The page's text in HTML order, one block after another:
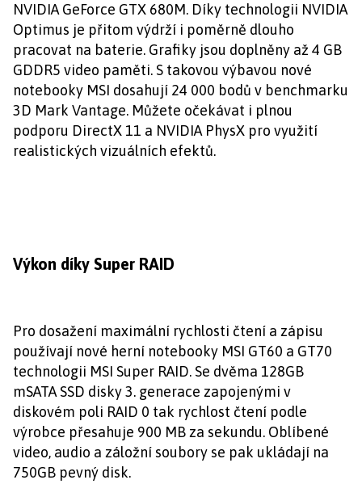
NVIDIA GeForce GTX 680M. Díky technologii NVIDIA
Optimus je přitom výdrží i poměrně dlouho
pracovat na baterie. Grafiky jsou doplněny až 4 GB
GDDR5 video paměti. S takovou výbavou nové
notebooky MSI dosahují 24 000 bodů v benchmarku
3D Mark Vantage. Můžete očekávat i plnou
podporu DirectX 11 a NVIDIA PhysX pro využití
realistických vizuálních efektů.
Výkon díky Super RAID
Pro dosažení maximální rychlosti čtení a zápisu
používají nové herní notebooky MSI GT60 a GT70
technologii MSI Super RAID. Se dvěma 128GB
mSATA SSD disky 3. generace zapojenými v
diskovém poli RAID 0 tak rychlost čtení podle
výrobce přesahuje 900 MB za sekundu. Oblíbené
video, audio a záložní soubory se pak ukládají na
750GB pevný disk.